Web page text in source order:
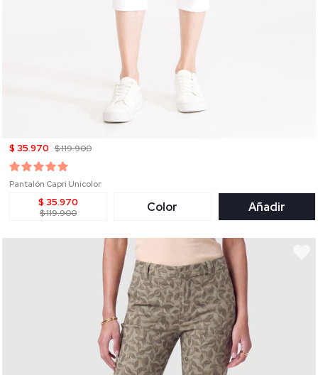
$ 35.970 $ 119.900
Pantalón Capri Unicolor
$ 35.970
$ 119.900 Color Añadir